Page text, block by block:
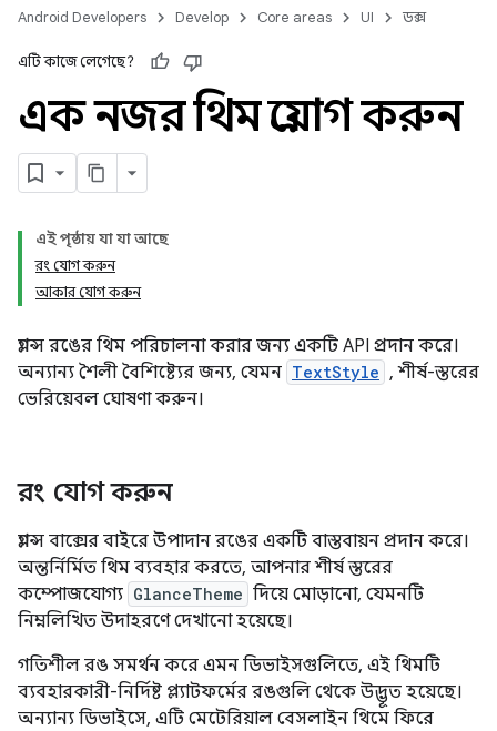
Android Developers Develop Core areas UI ডক্স
এটি কাজে লেগেছে?
এক নজর থিম প্রয়োগ করুন
এই পৃষ্ঠায় যা যা আছে
রং যোগ করুন
আকার যোগ করুন
গ্ল্যান্স রঙের থিম পরিচালনা করার জন্য একটি API প্রদান করে।
অন্যান্য শৈলী বৈশিষ্ট্যের জন্য, যেমন TextStyle , শীর্ষ-স্তরের
ভেরিয়েবল ঘোষণা করুন।
রং যোগ করুন
গ্ল্যান্স বাক্সের বাইরে উপাদান রঙের একটি বাস্তবায়ন প্রদান করে।
অন্তর্নির্মিত থিম ব্যবহার করতে, আপনার শীর্ষ স্তরের
কম্পোজযোগ্য GlanceTheme দিয়ে মোড়ানো, যেমনটি
নিম্নলিখিত উদাহরণে দেখানো হয়েছে।
গতিশীল রঙ সমর্থন করে এমন ডিভাইসগুলিতে, এই থিমটি
ব্যবহারকারী-নির্দিষ্ট প্ল্যাটফর্মের রঙগুলি থেকে উদ্ভূত হয়েছে।
অন্যান্য ডিভাইসে, এটি মেটেরিয়াল বেসলাইন থিমে ফিরে